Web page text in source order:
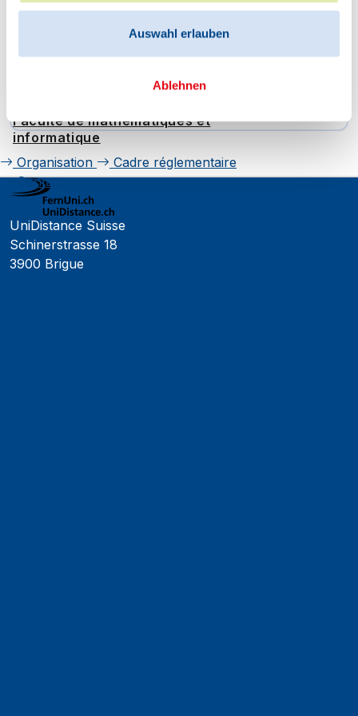
Auswahl erlauben
Ablehnen
Faculté de psychologie
économiques
Faculté de mathématiques et
informatique
Organisation
Cadre réglementaire
Contact
UniDistance Suisse
Schinerstrasse 18
3900 Brigue